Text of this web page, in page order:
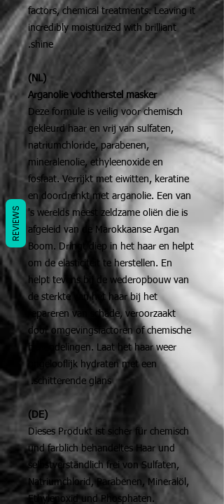
factors, chemical treatments. Leaving it
incredibly moisturized with brilliant
shine.
(NL)
Arganolie vochtherstel masker
Deze formule is veilig voor chemisch
gekleurd haar en vrij van sulfaten,
natriumchloride, parabenen,
mineralenolie, ethyleenoxide en
fosfaat. Verrijkt met eiwitten, keratine
en doordrenkt met arganolie. Een van
's werelds meest zeldzame oliën die is
afgeleid van de Marokkaanse Argan
Boom. Dringt diep in het haar en helpt
om de elasticiteit te herstellen. En
helpt tevens bij de wederopbouw van
de sterkte van het haar bij het
repareren van schade, veroorzaakt
door omgevingsfactoren of chemische
behandelingen. Laat het haar weer
ongelooflijk hydraten met een
schitterende glans.
(DE)
Dieses Produkt ist sicher für chemisch
und farblich behandeltes Haar und
selbstverständlich frei von Sulfaten,
Natriumchlorid, Parabenen, Mineralöl,
Ethylenoxid und Phosphaten.
REVIEWS